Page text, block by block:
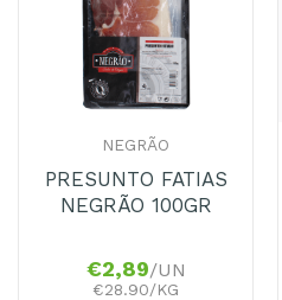
NEGRÃO
PRESUNTO FATIAS
NEGRÃO 100GR
€2,89/UN
€28.90/KG